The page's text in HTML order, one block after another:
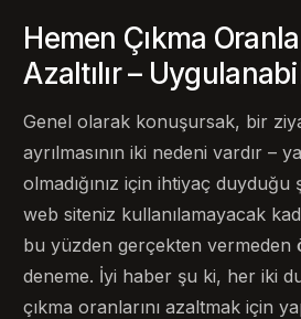
Hemen Çıkma
Azaltılır –
Genel olarak konuşursak, bir
ayrılmasının iki nedeni vardır –
olmadığınız için ihtiyaç
web siteniz kullanılamayacak
bu yüzden gerçekten vermeden
deneme. İyi haber şu ki, her iki
çıkma oranlarını azaltmak için